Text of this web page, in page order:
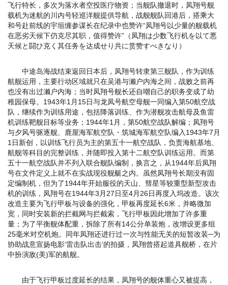
飞行特长，多次为落水者空投医疗物资；当舰队撤退时，凤翔号舰
载机为迷航的川内号轻巡洋舰提供导航，战舰舰队回港后，搭乘大
和号赴前线的宇垣缠参谋长在纪录中也赞许“凤翔号以少量的舰载机
在恶劣天候下仍克尽其职，值得赞许”（凤翔は少数飞行机を以て悪
天候と闘ひ克く其任务を达成せり共に赏赞すべきなり）
中途岛海战结束返回日本后，凤翔号转隶第三舰队，作为训练
航舰运用，主要行动区域就只在吴港与濑户内海之间，战败之前再
也没有出过濑户内海；当时凤翔号舰长还自嘲自己的职务变成了幼
稚园保母。1943年1月15日与龙凤号航空母舰一同编入第50航空战
队，继续作为训练用途，包括降落训练、作为潜舰攻击航母及鱼雷
机训练靶舰目标等业务；1944年1月，第50航空战队解编；凤翔号
与夕风号驱逐舰、鹿屋海军航空队・筑城海军航空队编入1943年7月
1日新创，以训练飞行员为主的第五十一航空战队，负责海航基地、
航舰等科目的完整训练，并随即投入第十二航空队训练运用。而第
五十一航空战队并不列入联合舰队编制，换言之，从1944年后凤翔
号在文件定义上就不在实战现役舰艇之内。虽然凤翔号长期没有固
定编制机，但为了1944年开始服役的天山、彗星等较重型新型攻击
机的训练，凤翔号在1944年3月27日至4月26日再度入坞改造。该次
改造主要为飞行甲板与设备的强化，甲板再度延长6米，并略微加
宽，同时安装新的拦截网与拦截索，飞行甲板因此增加了许多重
量；为了平衡舰体配重，拆除了所有14公分单装炮，改增设更多组
25毫米对空机炮。同年凤翔还进行过一次与性能无关的短暂改装─为
协助战意宣扬电影‘雷击队出击’的拍摄，凤翔曾搭起道具舰桥，在片
中扮演敌(美)军的航舰。
由于飞行甲板过度延长的结果，凤翔号的舰体重心又被提高，